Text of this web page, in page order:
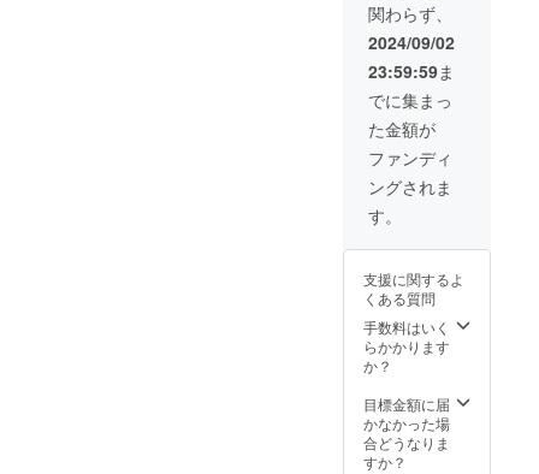
関わらず、
2024/09/02
23:59:59ま
でに集まっ
た金額が
ファンディ
ングされま
す。
支援に関するよ
くある質問
手数料はいく
らかかります
か？
目標金額に届
かなかった場
合どうなりま
すか？